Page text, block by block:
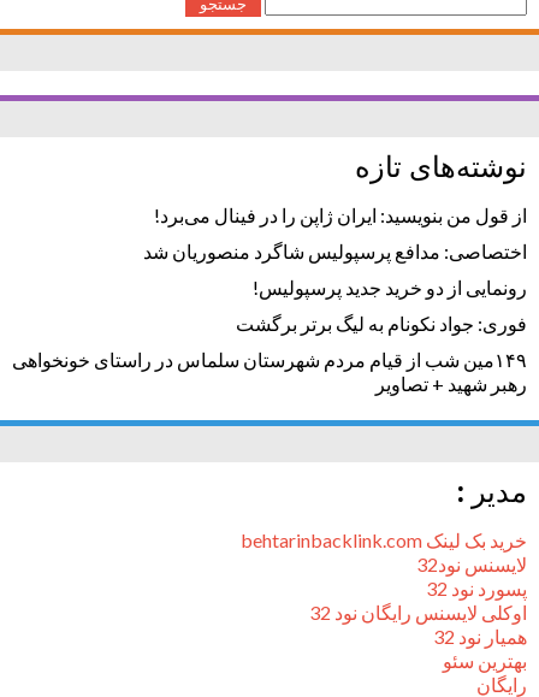
برای:
نوشته‌های تازه
از قول من بنویسید: ایران ژاپن را در فینال می‌برد!
اختصاصی: مدافع پرسپولیس شاگرد منصوریان شد
رونمایی از دو خرید جدید پرسپولیس!
فوری: جواد نکونام به لیگ برتر برگشت
۱۴۹مین شب از قیام مردم شهرستان سلماس در راستای خونخواهی
رهبر شهید + تصاویر
مدیر :
خرید بک لینک behtarinbacklink.com
لایسنس نود32
پسورد نود 32
اوکلی لایسنس رایگان نود 32
همیار نود 32
بهترین سئو
رایگان